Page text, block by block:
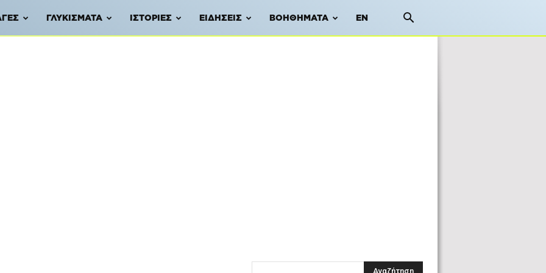
ΓΛΥΚΊΣΜΑΤΑ ΙΣΤΟΡΊΕΣ ΕΙΔΉΣΕΙΣ ΒΟΗΘΉΜΑΤΑ EN